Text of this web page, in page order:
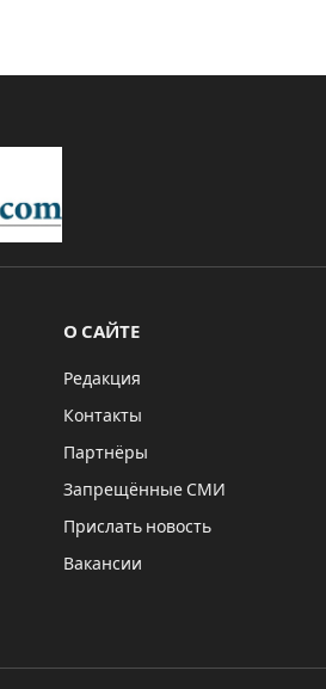
О САЙТЕ
Редакция
Контакты
Партнёры
Запрещённые СМИ
Прислать новость
Вакансии